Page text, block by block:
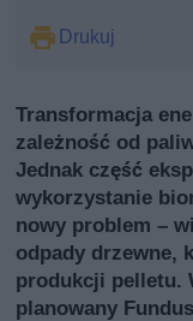
Drukuj
Transformacja
zależność od
Jednak część
wykorzystanie
nowy problem –
odpady drzewne,
produkcji pelletu.
planowany